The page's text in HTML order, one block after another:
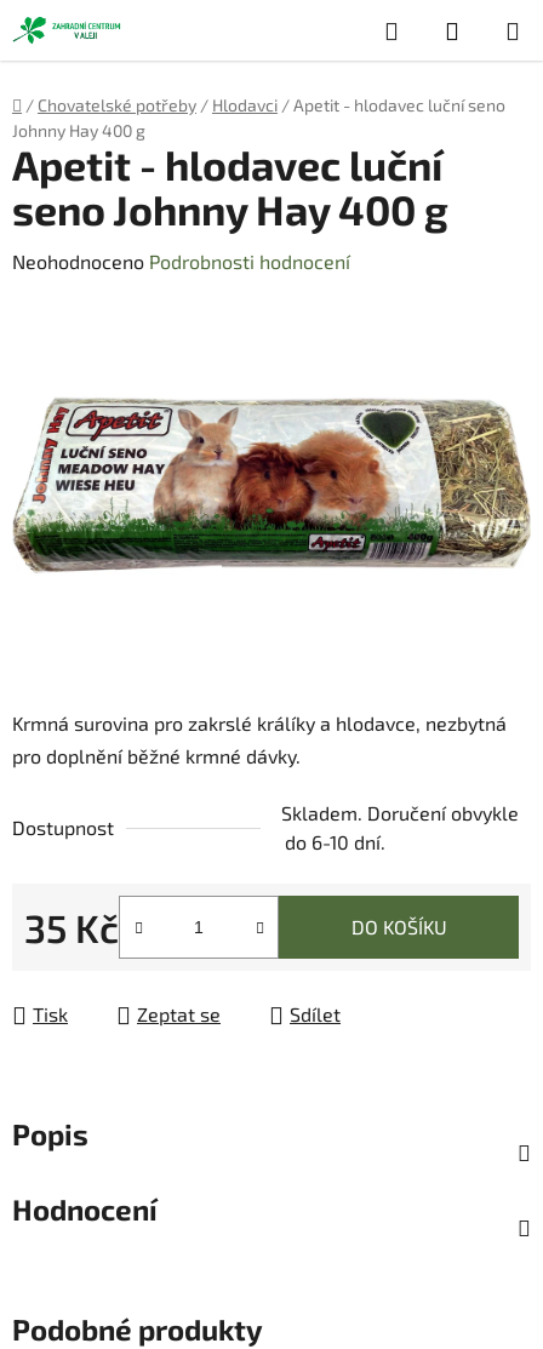
Přejít
na
obsah
Hledat
KOŠÍK
Domů
/ Chovatelské potřeby / Hlodavci /Apetit - hlodavec luční seno
Johnny Hay 400 g
Krmná surovina pro zakrslé králíky a hlodavce, nezbytná
pro doplnění běžné krmné dávky.
Dostupnost
Skladem. Doručení obvykle
do 6-10 dní.
35 Kč
Měrná cena:
DO KOŠÍKU
Tisk Zeptat se Sdílet
Apetit - hlodavec luční
seno Johnny Hay 400 g
Průměrné
hvězdiček.
Neohodnoceno Podrobnosti hodnocení
Popis
Hodnocení
Podobné produkty